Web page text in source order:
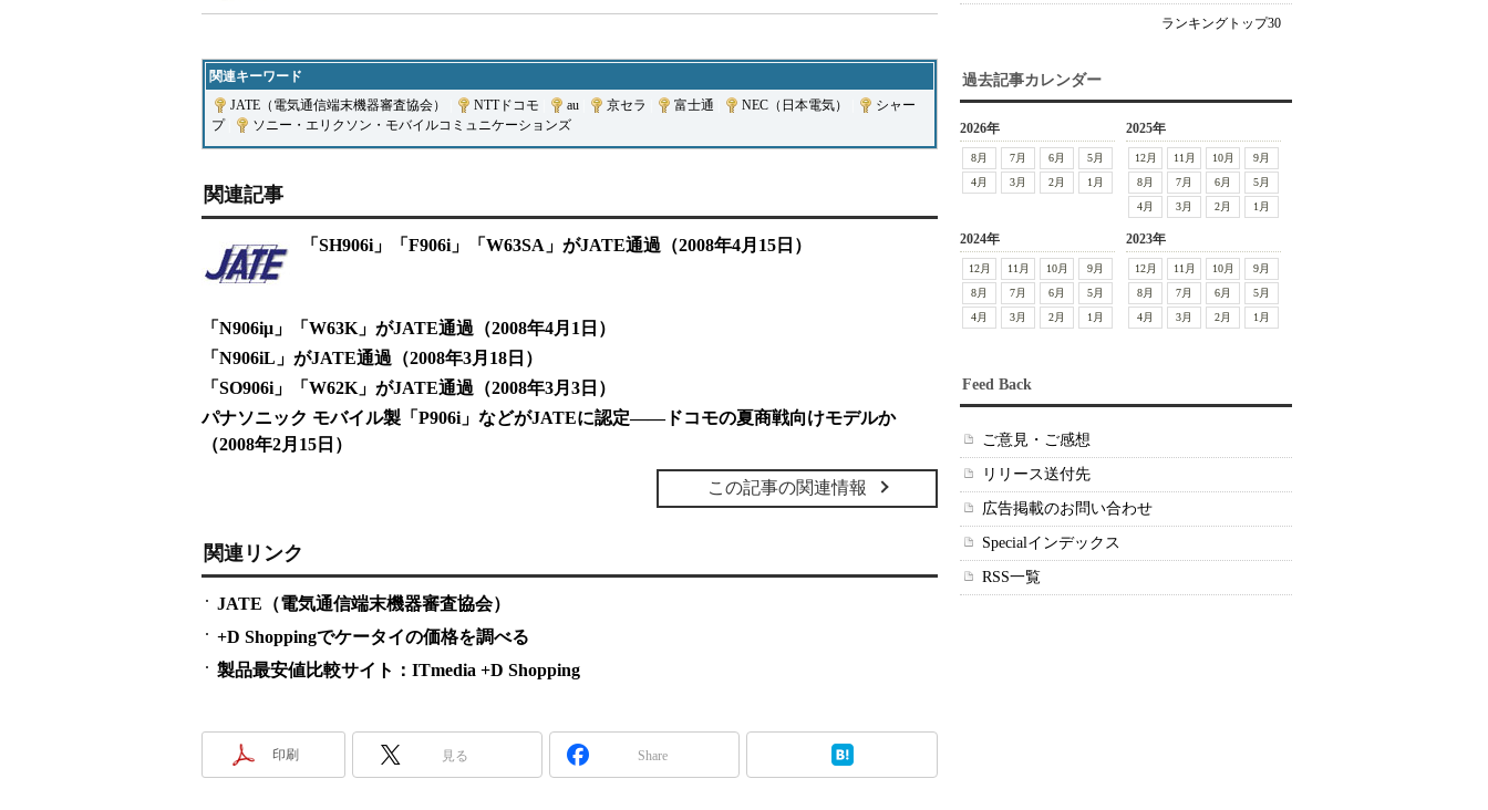
関連キーワード
JATE（電気通信端末機器審査協会）
NTTドコモ au 京セラ 富士通 NEC（日本電気）
シャー
プ| ソニー・エリクソン・モバイルコミュニケーションズ
関連記事
「SH906i」「F906i」「W63SA」がJATE通過（2008年4月15日）
「N906iμ」「W63K」がJATE通過（2008年4月1日）
「N906iL」がJATE通過（2008年3月18日）
「SO906i」「W62K」がJATE通過（2008年3月3日）
パナソニック モバイル製「P906i」などがJATEに認定――ドコモの夏商戦向けモデルか
（2008年2月15日）
この記事の関連情報
関連リンク
JATE（電気通信端末機器審査協会）
+D Shoppingでケータイの価格を調べる
製品最安値比較サイト：ITmedia +D Shopping
印刷 見る Share
ランキングトップ30
過去記事カレンダー
2026年
8月 7月 6月
5月
4月
3月 2月 1月
2025年
12月 11月 10月
9月
8月
7月 6月
5月
4月
3月 2月 1月
2024年
12月 11月 10月
9月
8月
7月 6月
5月
4月
3月 2月 1月
2023年
12月 11月 10月
9月
8月
7月 6月
5月
4月
3月 2月 1月
Feed Back
ご意見・ご感想
リリース送付先
広告掲載のお問い合わせ
Specialインデックス
RSS一覧